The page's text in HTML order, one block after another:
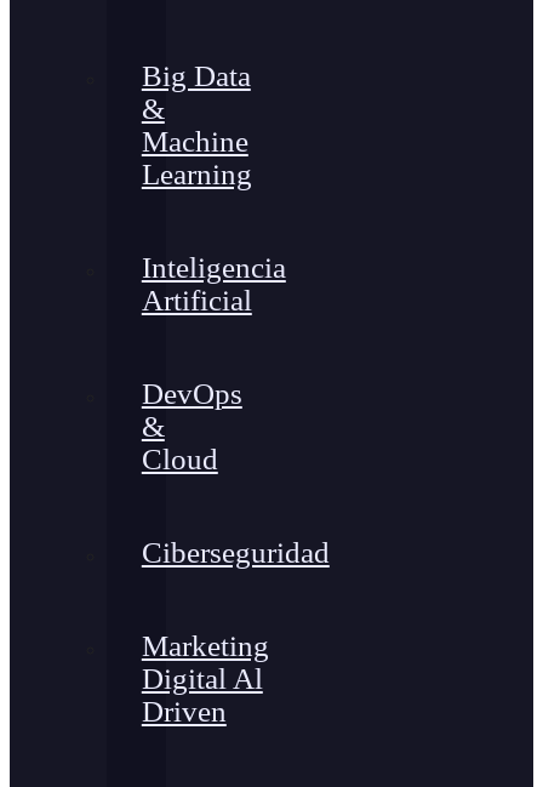
Big Data
&
Machine
Learning
Inteligencia
Artificial
DevOps
&
Cloud
Ciberseguridad
Marketing
Digital Al
Driven